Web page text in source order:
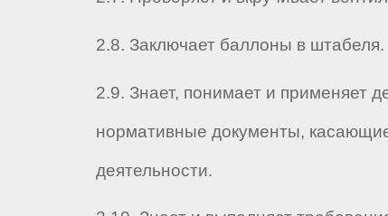
2.8. Заключает баллоны в штабеля.
2.9. Знает, понимает и применяет
нормативные документы,
деятельности.